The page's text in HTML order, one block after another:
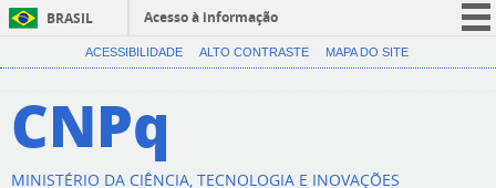
BRASIL
Acesso à informação
CORONAVÍRUS (COVID-19)
ACESSIBILIDADE ALTO CONTRASTE MAPA DO SITE
CNPq
MINISTÉRIO DA CIÊNCIA, TECNOLOGIA E INOVAÇÕES